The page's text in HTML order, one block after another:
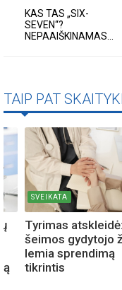
KAS TAS „SIX-
SEVEN“?
NEPAAIŠKINAMAS...
TAIP PAT
SVEIKATA
Tyrimas atskleidė:
šeimos gydytojo
lemia sprendimą
tikrintis